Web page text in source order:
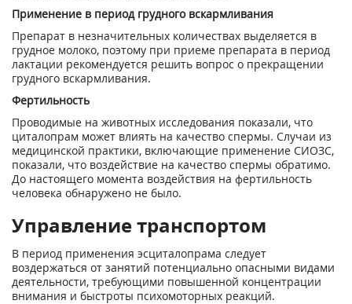
Применение в период грудного вскармливания
Препарат в незначительных количествах выделяется в
грудное молоко, поэтому при приеме препарата в период
лактации рекомендуется решить вопрос о прекращении
грудного вскармливания.
Фертильность
Проводимые на животных исследования показали, что
циталопрам может влиять на качество спермы. Случаи из
медицинской практики, включающие применение СИОЗС,
показали, что воздействие на качество спермы обратимо.
До настоящего момента воздействия на фертильность
человека обнаружено не было.
Управление транспортом
В период применения эсциталопрама следует
воздержаться от занятий потенциально опасными видами
деятельности, требующими повышенной концентрации
внимания и быстроты психомоторных реакций.